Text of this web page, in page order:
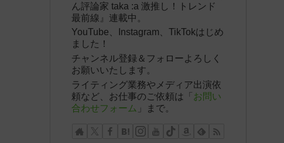
ん評論家 taka :a 激推し！トレンド
最前線』連載中。
YouTube、Instagram、TikTokはじめ
ました！
チャンネル登録＆フォローよろしく
お願いいたします。
ライティング業務やメディア出演依
頼など、お仕事のご依頼は「 お問い
合わせフォーム 」まで。